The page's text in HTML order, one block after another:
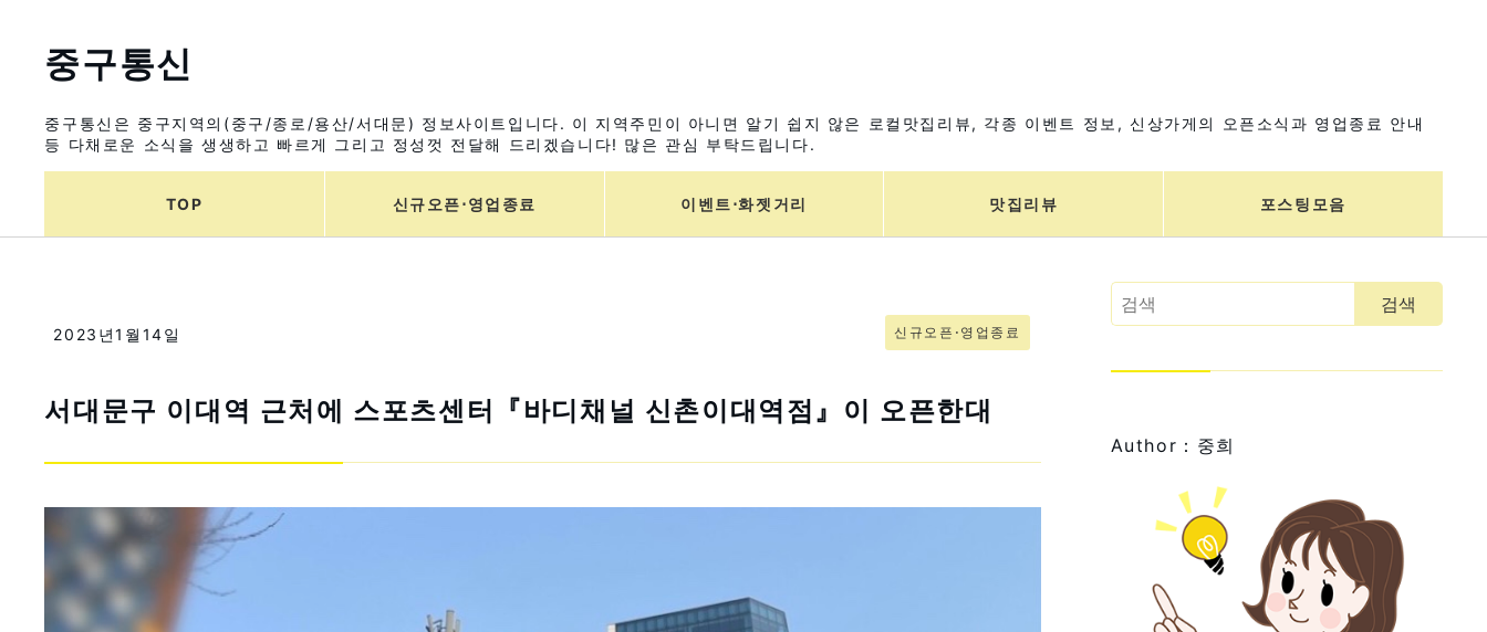
중구통신
중구통신은 중구지역의(중구/종로/용산/서대문) 정보사이트입니다. 이 지역주민이 아니면 알기 쉽지 않은 로컬맛집리뷰, 각종 이벤트 정보, 신상가게의 오픈소식과 영업종료 안내
등 다채로운 소식을 생생하고 빠르게 그리고 정성껏 전달해 드리겠습니다! 많은 관심 부탁드립니다.
TOP 신규오픈⋅영업종료 이벤트⋅화젯거리 맛집리뷰 포스팅모음
2023년1월14일 신규오픈⋅영업종료
서대문구 이대역 근처에 스포츠센터『바디채널 신촌이대역점』이 오픈한대
Author：중희